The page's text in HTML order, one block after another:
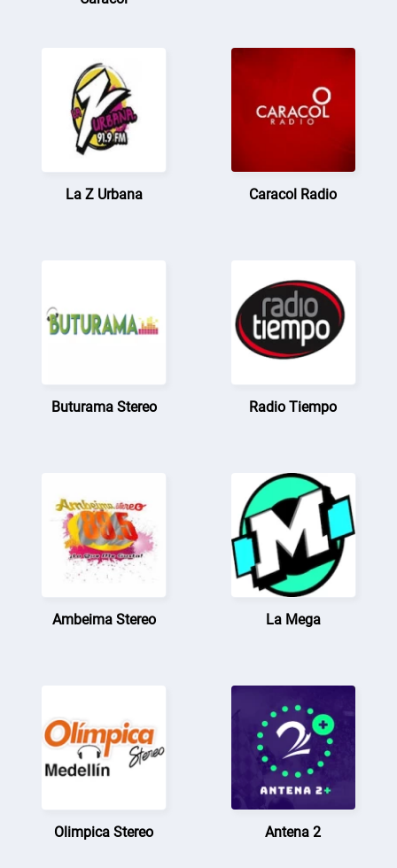
La Z Urbana Caracol Radio
Buturama Stereo Radio Tiempo
Ambeima Stereo La Mega
Olimpica Stereo Antena 2